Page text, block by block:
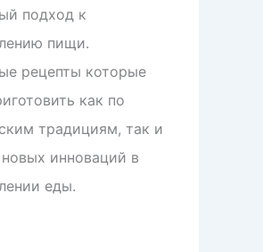
подход к
пищи.
рецепты которые
как по
традициям, так и
инноваций в
еды.